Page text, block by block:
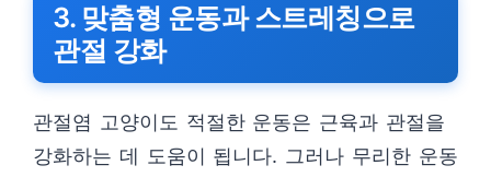
3. 맞춤형 운동과 스트레칭으로
관절 강화
관절염 고양이도 적절한 운동은 근육과 관절을
강화하는 데 도움이 됩니다. 그러나 무리한 운동